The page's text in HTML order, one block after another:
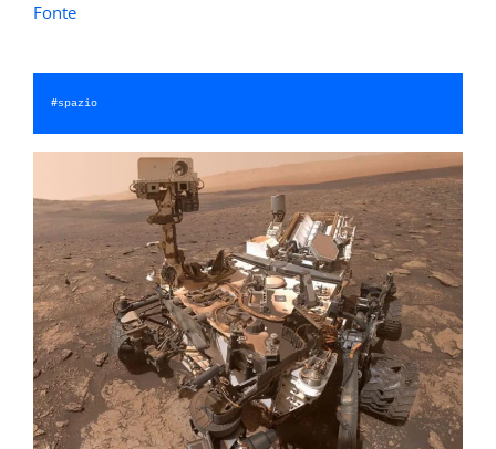
Fonte
#spazio